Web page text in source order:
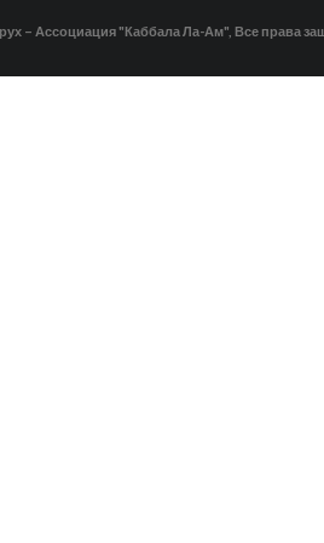
– Ассоциация "Каббала Ла-Ам", Все права